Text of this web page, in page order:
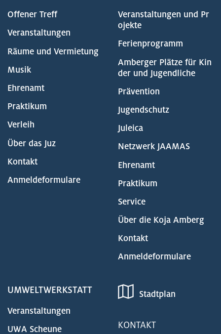
Offener Treff
Veranstaltungen
Räume und Vermietung
Musik
Ehrenamt
Praktikum
Verleih
Über das Juz
Kontakt
Anmeldeformulare
Veranstaltungen und Pr
ojekte
Ferienprogramm
Amberger Plätze für Kin
der und Jugendliche
Prävention
Jugendschutz
Juleica
Netzwerk JAAMAS
Ehrenamt
Praktikum
Service
Über die Koja Amberg
Kontakt
Anmeldeformulare
UMWELTWERKSTATT
Veranstaltungen
UWA Scheune
Stadtplan
KONTAKT